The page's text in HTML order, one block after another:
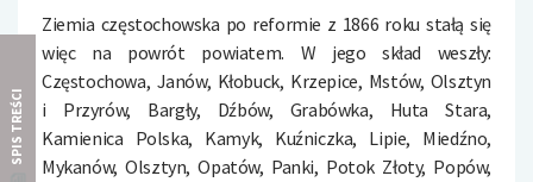
SPIS TREŚCI
Ziemia częstochowska po reformie z 1866 roku stałą się
więc na powrót powiatem. W jego skład weszły:
Częstochowa, Janów, Kłobuck, Krzepice, Mstów, Olsztyn
i Przyrów, Bargły, Dźbów, Grabówka, Huta Stara,
Kamienica Polska, Kamyk, Kuźniczka, Lipie, Miedźno,
Mykanów, Olsztyn, Opatów, Panki, Potok Złoty, Popów,